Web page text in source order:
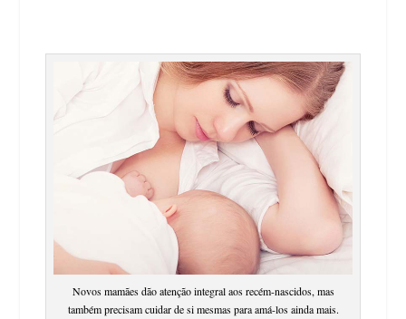
Novos mamães dão atenção integral aos recém-nascidos, mas
também precisam cuidar de si mesmas para amá-los ainda mais.